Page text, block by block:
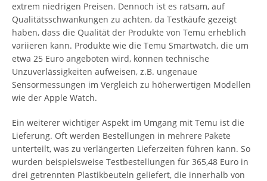
extrem niedrigen Preisen. Dennoch ist es ratsam, auf
Qualitätsschwankungen zu achten, da Testkäufe gezeigt
haben, dass die Qualität der Produkte von Temu erheblich
variieren kann. Produkte wie die Temu Smartwatch, die um
etwa 25 Euro angeboten wird, können technische
Unzuverlässigkeiten aufweisen, z.B. ungenaue
Sensormessungen im Vergleich zu höherwertigen Modellen
wie der Apple Watch.
Ein weiterer wichtiger Aspekt im Umgang mit Temu ist die
Lieferung. Oft werden Bestellungen in mehrere Pakete
unterteilt, was zu verlängerten Lieferzeiten führen kann. So
wurden beispielsweise Testbestellungen für 365,48 Euro in
drei getrennten Plastikbeuteln geliefert, die innerhalb von